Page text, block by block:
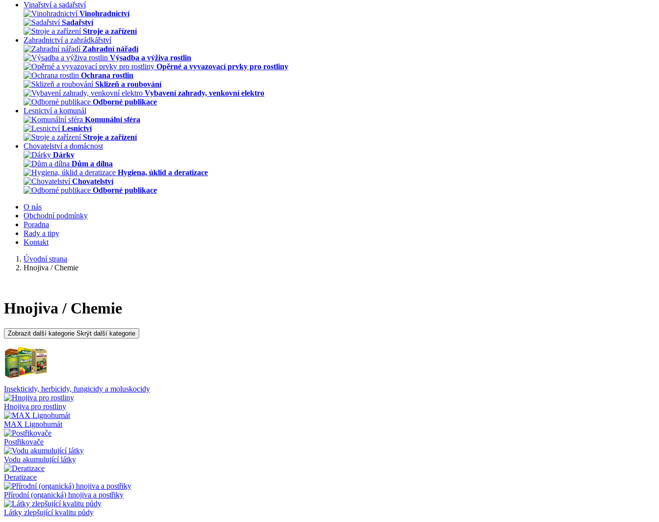
Vinařství a sadařství
Vinohradnictví
Sadařství
Stroje a zařízení
Zahradnictví a zahrádkářství
Zahradní nářadí
Výsadba a výživa rostlin
Opěrné a vyvazovací prvky pro rostliny
Ochrana rostlin
Sklizeň a roubování
Vybavení zahrady, venkovní elektro
Odborné publikace
Lesnictví a komunál
Komunální sféra
Lesnictví
Stroje a zařízení
Chovatelství a domácnost
Dárky
Dům a dílna
Hygiena, úklid a deratizace
Chovatelství
Odborné publikace
O nás
Obchodní podmínky
Poradna
Rady a tipy
Kontakt
Úvodní strana
Hnojiva / Chemie
Hnojiva / Chemie
Zobrazit další kategorie Skrýt další kategorie
Insekticidy, herbicidy, fungicidy a moluskocidy
Hnojiva pro rostliny
MAX Lignohumát
Postřikovače
Vodu akumulující látky
Deratizace
Přírodní (organická) hnojiva a postřiky
Látky zlepšující kvalitu půdy